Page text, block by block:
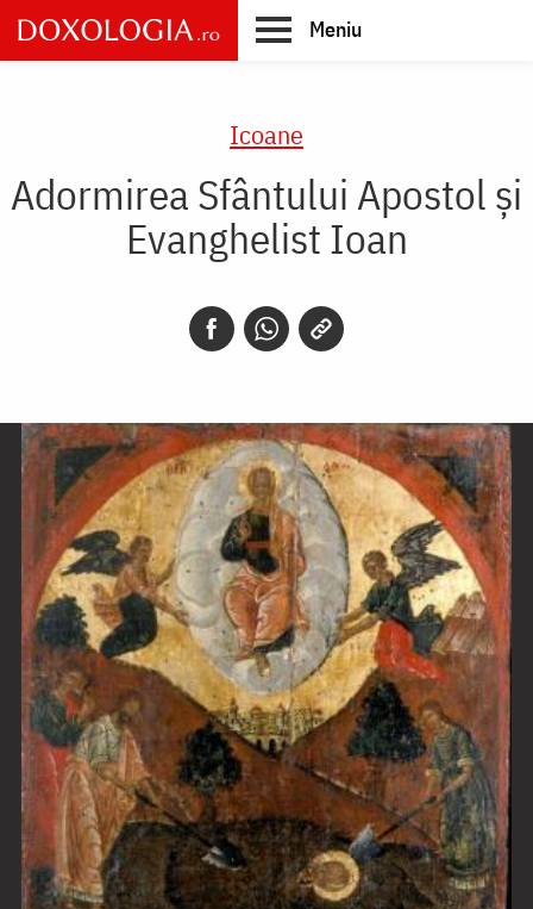
Skip
to
main
Meniu
Icoane
Adormirea Sfântului Apostol și
Evanghelist Ioan